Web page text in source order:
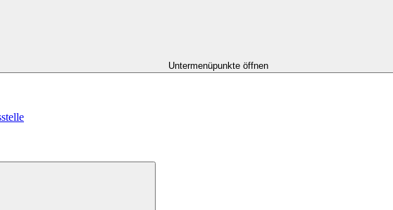
Untermenüpunkte öffnen